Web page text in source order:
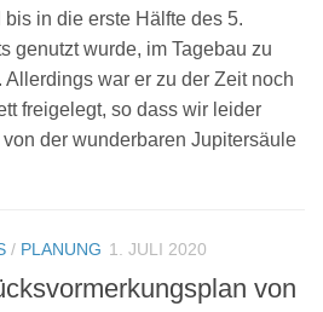
bis in die erste Hälfte des 5.
genutzt wurde, im Tagebau zu
Allerdings war er zu der Zeit noch
freigelegt, so dass wir leider
von der wunderbaren Jupitersäule
/ PLANUNG 1. JULI 2020
von